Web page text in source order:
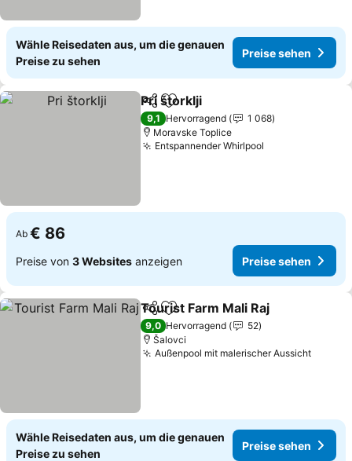
Wähle Reisedaten aus, um die genauen
Preise zu sehen
Preise sehen
TeilenZu Favoriten hinzufügen
Pri štorklji
9,1 Hervorragend
1 068
Moravske Toplice
Entspannender Whirlpool
Ab € 86
Preise von 3 Websites anzeigen Preise sehen
TeilenZu Favoriten hinzufügen
Tourist Farm Mali Raj
9,0 Hervorragend
52
Šalovci
Außenpool mit malerischer AussichtPreise
Wähle Reisedaten aus, um die genauen
Preise zu sehen
Preise sehen